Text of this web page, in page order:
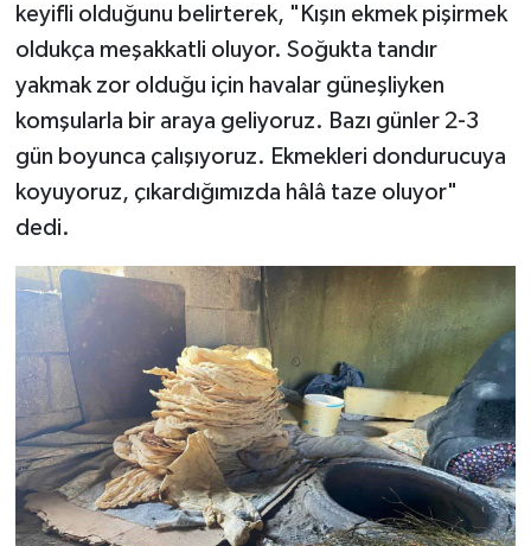
keyifli olduğunu belirterek, "Kışın ekmek pişirmek
oldukça meşakkatli oluyor. Soğukta tandır
yakmak zor olduğu için havalar güneşliyken
komşularla bir araya geliyoruz. Bazı günler 2-3
gün boyunca çalışıyoruz. Ekmekleri dondurucuya
koyuyoruz, çıkardığımızda hâlâ taze oluyor"
dedi.